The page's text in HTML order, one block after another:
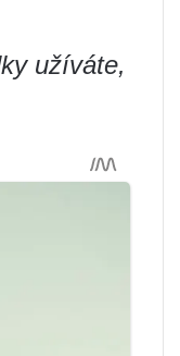
užíváte,